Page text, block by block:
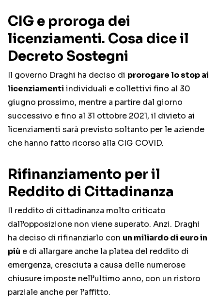
CIG e proroga dei
licenziamenti. Cosa dice il
Decreto Sostegni
Il governo Draghi ha deciso di prorogare lo stop ai
licenziamenti individuali e collettivi fino al 30
giugno prossimo, mentre a partire dal giorno
successivo e fino al 31 ottobre 2021, il divieto ai
licenziamenti sarà previsto soltanto per le aziende
che hanno fatto ricorso alla CIG COVID.
Rifinanziamento per il
Reddito di Cittadinanza
Il reddito di cittadinanza molto criticato
dall’opposizione non viene superato. Anzi. Draghi
ha deciso di rifinanziarlo con un miliardo di euro in
più e di allargare anche la platea del reddito di
emergenza, cresciuta a causa delle numerose
chiusure imposte nell’ultimo anno, con un ristoro
parziale anche per l’affitto.